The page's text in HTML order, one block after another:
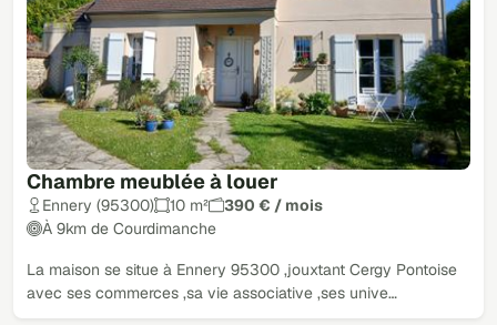
Chambre meublée à louer
Ennery (95300) 10 m²
390 € / mois
À 9km de Courdimanche
La maison se situe à Ennery 95300 ,jouxtant Cergy Pontoise
avec ses commerces ,sa vie associative ,ses unive…